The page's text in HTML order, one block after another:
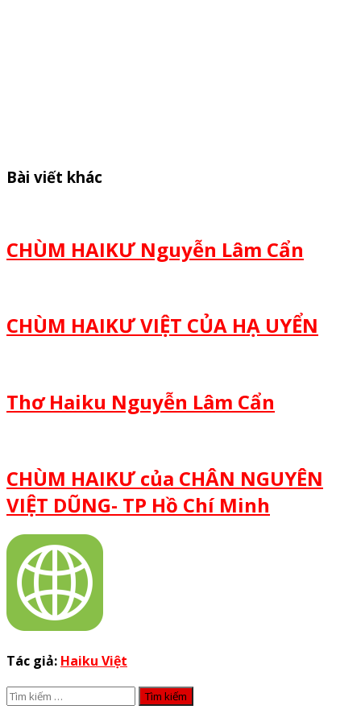
Bài viết khác
CHÙM HAIKƯ Nguyễn Lâm Cẩn
CHÙM HAIKƯ VIỆT CỦA HẠ UYỂN
Thơ Haiku Nguyễn Lâm Cẩn
CHÙM HAIKƯ của CHÂN NGUYÊN
VIỆT DŨNG- TP Hồ Chí Minh
Tác giả: Haiku Việt
Tìm